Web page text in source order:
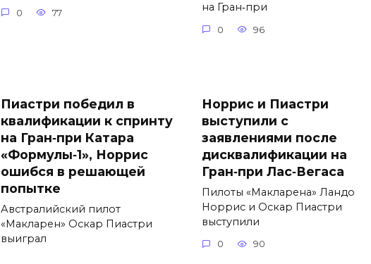
0 77
на Гран‑при
0 96
Пиастри победил в
квалификации к спринту
на Гран‑при Катара
«Формулы‑1», Норрис
ошибся в решающей
попытке
Австралийский пилот
«Макларен» Оскар Пиастри
выиграл
Норрис и Пиастри
выступили с
заявлениями после
дисквалификации на
Гран‑при Лас‑Вегаса
Пилоты «Макларена» Ландо
Норрис и Оскар Пиастри
выступили
0 90